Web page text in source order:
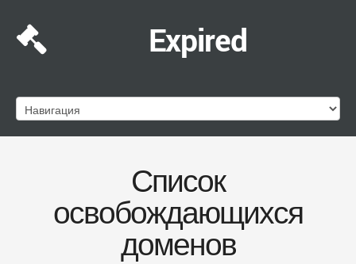
Expired
Список
освобождающихся
доменов